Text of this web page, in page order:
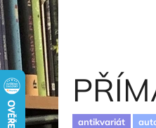
antikvariát